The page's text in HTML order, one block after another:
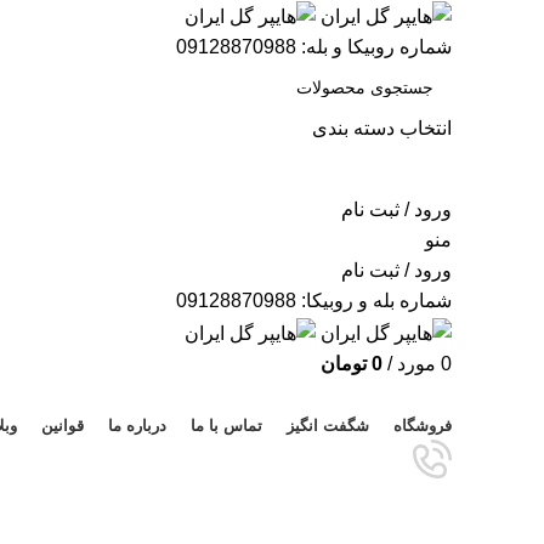
شماره روبیکا و بله: 09128870988
انتخاب دسته بندی
ورود / ثبت نام
منو
ورود / ثبت نام
شماره بله و روبیکا: 09128870988
0 مورد /
0 تومان
فروشگاه شگفت انگیز تماس با ما درباره ما قوانین